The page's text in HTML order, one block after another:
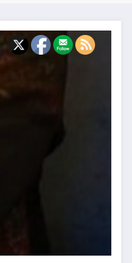
قراءة نقديّة في ديوان (للرّوح